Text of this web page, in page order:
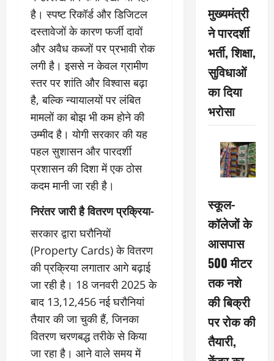
है। स्पष्ट रिकॉर्ड और डिजिटल
दस्तावेजों के कारण फर्जी दावों
और अवैध कब्जों पर प्रभावी रोक
लगी है। इससे न केवल ग्रामीण
स्तर पर शांति और विश्वास बढ़ा
है, बल्कि न्यायालयों पर लंबित
मामलों का बोझ भी कम होने की
उम्मीद है। योगी सरकार की यह
पहल सुशासन और पारदर्शी
प्रशासन की दिशा में एक ठोस
कदम मानी जा रही है।
निरंतर जारी है वितरण प्रक्रिया-
सरकार द्वारा घरौनियों
(Property Cards) के वितरण
की प्रक्रिया लगातार आगे बढ़ाई
जा रही है। 18 जनवरी 2025 के
बाद 13,12,456 नई घरौनियां
तैयार की जा चुकी हैं, जिनका
वितरण चरणबद्ध तरीके से किया
जा रहा है। आने वाले समय में
मुख्यमंत्री
ने पारदर्शी
भर्ती, शिक्षा,
सुविधाओं
का दिया
भरोसा
स्कूल-
कॉलेजों के
आसपास
500 मीटर
तक नशे
की बिक्री
पर रोक की
तैयारी,